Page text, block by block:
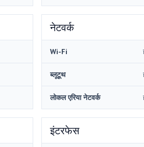
नेटवर्क
Wi-Fi
ब्लूटूथ
लोकल एरिया नेटवर्क
इंटरफेस